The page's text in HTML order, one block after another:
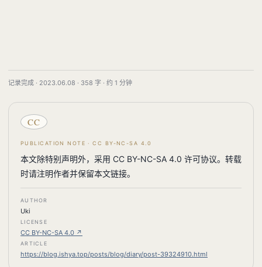
记录完成 · 2023.06.08 · 358 字 · 约 1 分钟
CC
PUBLICATION NOTE · CC BY-NC-SA 4.0
本文除特别声明外，采用 CC BY-NC-SA 4.0 许可协议。转载
时请注明作者并保留本文链接。
AUTHOR
Uki
LICENSE
CC BY-NC-SA 4.0 ↗
ARTICLE
https://blog.ishya.top/posts/blog/diary/post-39324910.html